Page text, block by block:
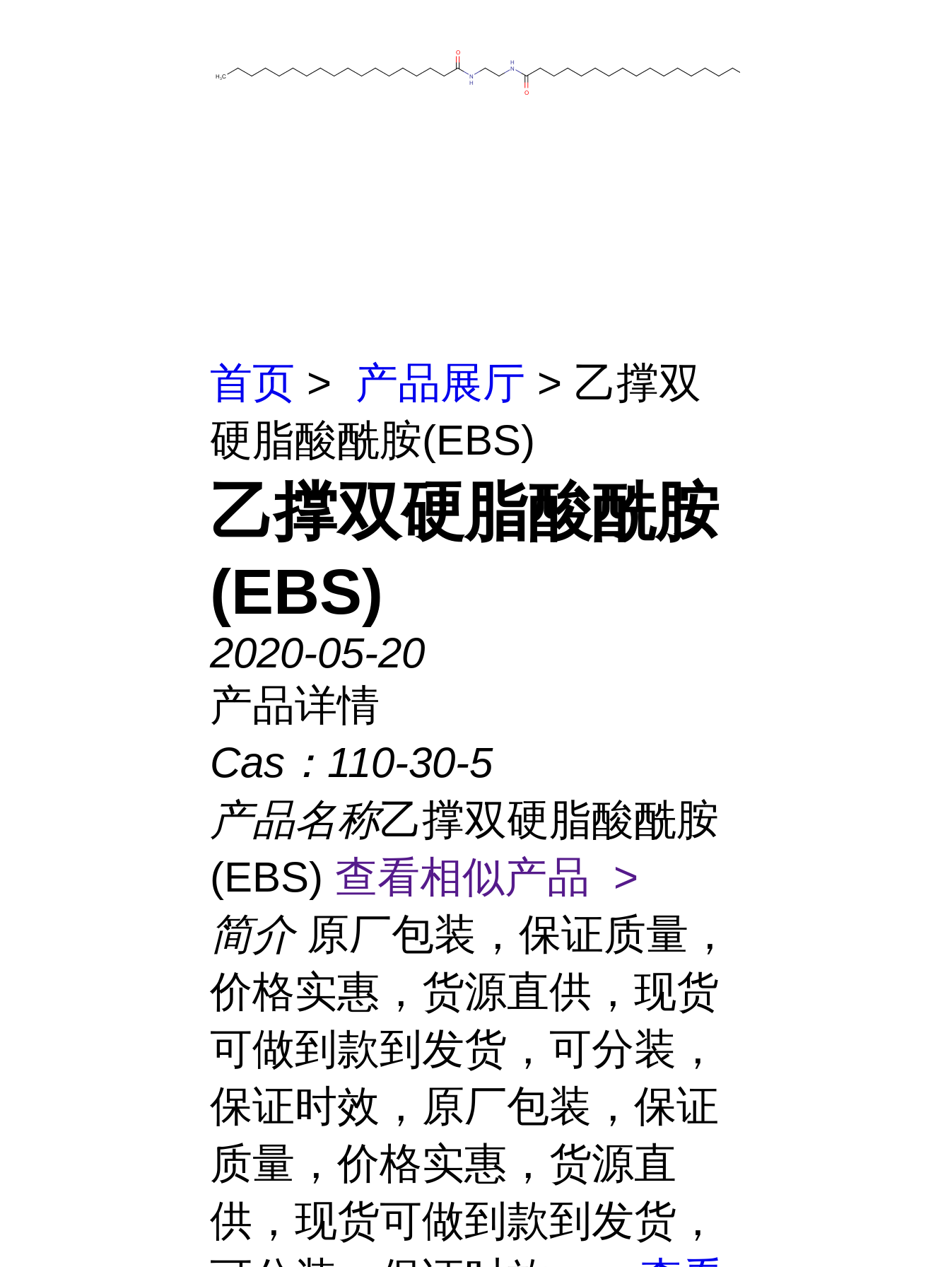
首页 > 产品展厅 > 乙撑双
硬脂酸酰胺(EBS)
乙撑双硬脂酸酰胺
(EBS)
2020-05-20
产品详情
Cas： 110-30-5
产品名称乙撑双硬脂酸酰胺
(EBS) 查看相似产品 >
简介 原厂包装，保证质量，
价格实惠，货源直供，现货
可做到款到发货，可分装，
保证时效，原厂包装，保证
质量，价格实惠，货源直
供，现货可做到款到发货，